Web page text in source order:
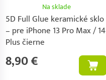
Na sklade
5D Full Glue keramické sklo
– pre iPhone 13 Pro Max / 14
Plus čierne
8,90 €